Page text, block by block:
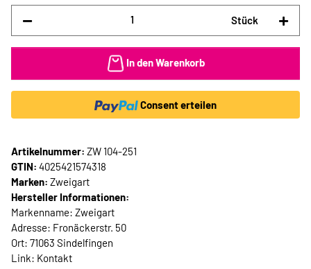
Stück
In den Warenkorb
Consent erteilen
Artikelnummer: ZW 104-251
GTIN: 4025421574318
Marken: Zweigart
Hersteller Informationen:
Markenname: Zweigart
Adresse: Fronäckerstr. 50
Ort: 71063 Sindelfingen
Link: Kontakt